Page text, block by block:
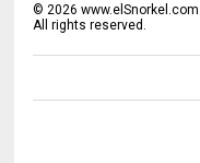
© 2026 www.elSnorkel.com
All rights reserved.